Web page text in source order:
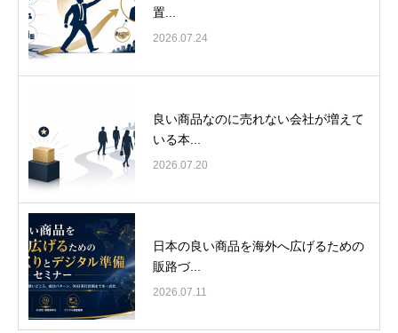
置...
2026.07.24
良い商品なのに売れない会社が増えて
いる本...
2026.07.20
日本の良い商品を海外へ広げるための
販路づ...
2026.07.11